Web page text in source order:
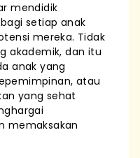
mendidik
setiap anak
mereka. Tidak
akademik, dan itu
anak yang
atau
yang sehat
memaksakan